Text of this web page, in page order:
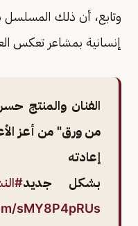
وتابع، أن ذلك المسلسل
إنسانية بمشاعر تعكس
الفنان والمنتج
من ورق" من أعز
إعادته
بشكل جديد
sMY8P4pRUs